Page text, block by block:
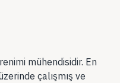
mühendisidir. En
çalışmış ve